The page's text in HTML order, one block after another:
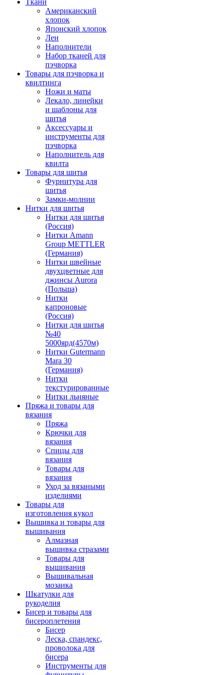
Ткани
Американский
хлопок
Японский хлопок
Лен
Наполнители
Набор тканей для
пэчворка
Товары для пэчворка и
квилтинга
Ножи и маты
Лекало, линейки
и шаблоны для
шитья
Аксессуары и
инструменты для
пэчворка
Наполнитель для
квилта
Товары для шитья
Фурнитура для
шитья
Замки-молнии
Нитки для шитья
Нитки для шитья
(Россия)
Нитки Amann
Group METTLER
(Германия)
Нитки швейные
двухцветные для
джинсы Aurora
(Польша)
Нитки
капроновые
(Россия)
Нитки для шитья
№40
5000ярд(4570м)
Нитки Gutermann
Mara 30
(Германия)
Нитки
текстурированные
Нитки льняные
Пряжа и товары для
вязания
Пряжа
Крючки для
вязания
Спицы для
вязания
Товары для
вязания
Уход за вязаными
изделиями
Товары для
изготовления кукол
Вышивка и товары для
вышивания
Алмазная
вышивка стразами
Товары для
вышивания
Вышивальная
мозаика
Шкатулки для
рукоделия
Бисер и товары для
бисероплетения
Бисер
Леска, спандекс,
проволока для
бисера
Инструменты для